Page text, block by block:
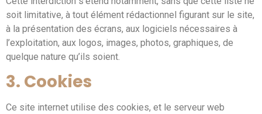
soit limitative, à tout élément rédactionnel figurant sur le site,
à la présentation des écrans, aux logiciels nécessaires à
l’exploitation, aux logos, images, photos, graphiques, de
quelque nature qu’ils soient.
3. Cookies
Ce site internet utilise des cookies, et le serveur web